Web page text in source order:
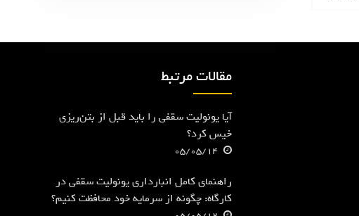
مقالات مرتبط
آیا یونولیت سقفی را باید قبل از بتن‌ریزی
خیس کرد؟
05/05/14
راهنمای کامل انبارداری یونولیت سقفی در
کارگاه: چگونه از سرمایه خود محافظت کنیم؟